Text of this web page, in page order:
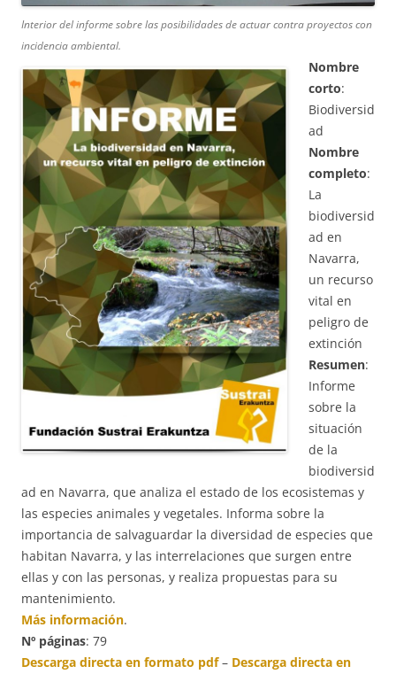
Interior del informe sobre las posibilidades de actuar contra proyectos con
incidencia ambiental.
Nombre
corto:
Biodiversid
ad
Nombre
completo:
La
biodiversid
ad en
Navarra,
un recurso
vital en
peligro de
extinción
Resumen:
Informe
sobre la
situación
de la
biodiversid
ad en Navarra, que analiza el estado de los ecosistemas y
las especies animales y vegetales. Informa sobre la
importancia de salvaguardar la diversidad de especies que
habitan Navarra, y las interrelaciones que surgen entre
ellas y con las personas, y realiza propuestas para su
mantenimiento.
Más información.
Nº páginas: 79
Descarga directa en formato pdf– Descarga directa en